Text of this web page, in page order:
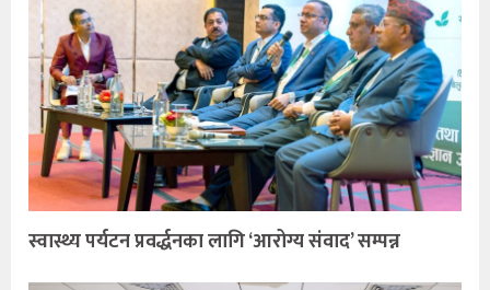
स्वास्थ्य पर्यटन प्रवर्द्धनका लागि ‘आरोग्य संवाद’ सम्पन्न